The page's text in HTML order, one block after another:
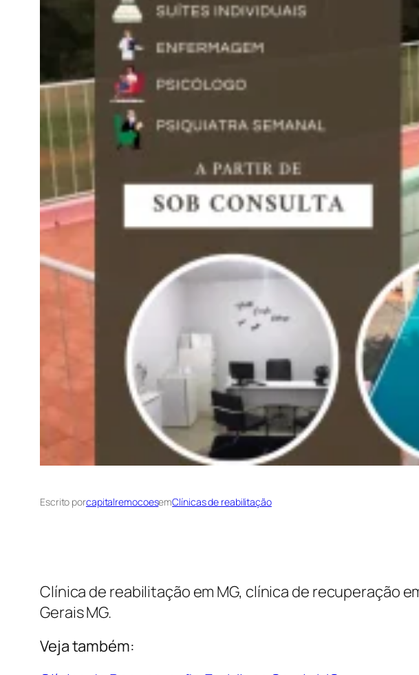
Escrito porcapitalremocoesemClínicas de reabilitação
Clínica de reabilitação em MG, clínica de recuperação
Gerais MG.
Veja também: